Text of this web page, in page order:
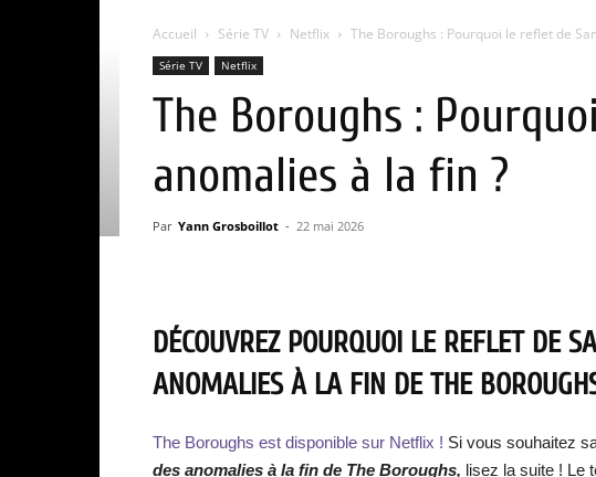
Accueil Série TV Netflix The Boroughs : Pourquoi le reflet de
Série TV Netflix
The Boroughs :
anomalies à la fin ?
Par Yann Grosboillot - 22 mai 2026
DÉCOUVREZ POURQUOI LE REFLET DE
ANOMALIES À LA FIN DE THE
The Boroughs est disponible sur Netflix ! Si vous souhaitez
des anomalies à la fin de The Boroughs, lisez la suite ! Le